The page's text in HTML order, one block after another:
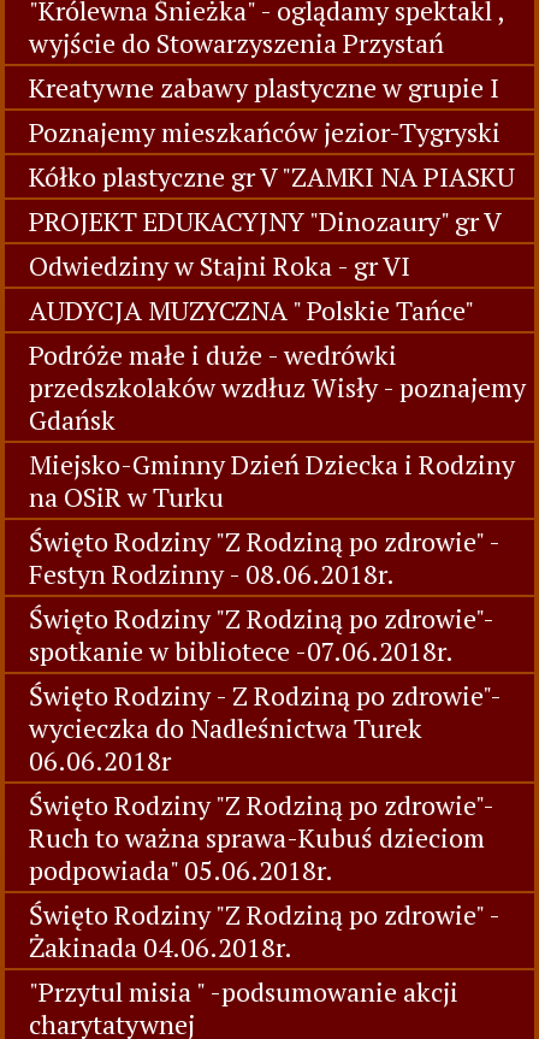
"Królewna Śnieżka" - oglądamy spektakl ,
wyjście do Stowarzyszenia Przystań
Kreatywne zabawy plastyczne w grupie I
Poznajemy mieszkańców jezior-Tygryski
Kółko plastyczne gr V "ZAMKI NA PIASKU
PROJEKT EDUKACYJNY "Dinozaury" gr V
Odwiedziny w Stajni Roka - gr VI
AUDYCJA MUZYCZNA " Polskie Tańce"
Podróże małe i duże - wedrówki
przedszkolaków wzdłuz Wisły - poznajemy
Gdańsk
Miejsko-Gminny Dzień Dziecka i Rodziny
na OSiR w Turku
Święto Rodziny "Z Rodziną po zdrowie" -
Festyn Rodzinny - 08.06.2018r.
Święto Rodziny "Z Rodziną po zdrowie"-
spotkanie w bibliotece -07.06.2018r.
Święto Rodziny - Z Rodziną po zdrowie"-
wycieczka do Nadleśnictwa Turek
06.06.2018r
Święto Rodziny "Z Rodziną po zdrowie"-
Ruch to ważna sprawa-Kubuś dzieciom
podpowiada" 05.06.2018r.
Święto Rodziny "Z Rodziną po zdrowie" -
Żakinada 04.06.2018r.
"Przytul misia " -podsumowanie akcji
charytatywnej